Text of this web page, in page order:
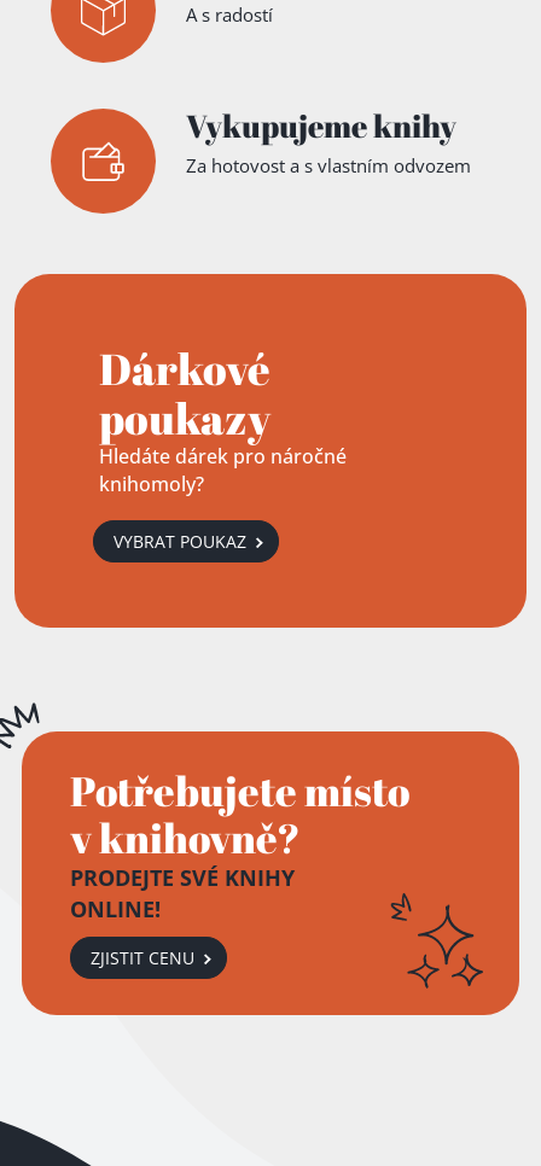
A s radostí
Vykupujeme knihy
Za hotovost a s vlastním odvozem
Dárkové
poukazy
Hledáte dárek pro náročné
knihomoly?
VYBRAT POUKAZ
Potřebujete místo
v knihovně?
PRODEJTE SVÉ KNIHY
ONLINE!
ZJISTIT CENU